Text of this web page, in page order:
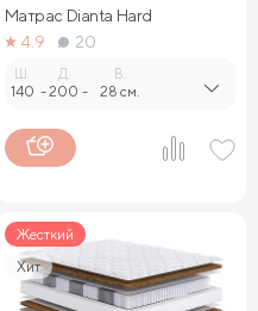
Матрас Dianta Hard
4.9
20
140 -
Д.
200 -
В.
28 см.
Жесткий
Хит